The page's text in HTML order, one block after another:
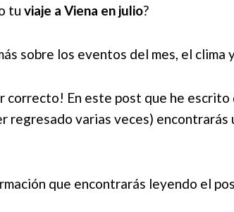
tu viaje a Viena en julio?
sobre los eventos del mes, el clima
correcto! En este post que he
regresado varias veces)
que encontrarás leyendo el